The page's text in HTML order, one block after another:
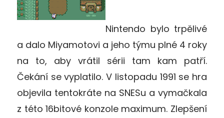
Nintendo bylo trpělivé
a dalo Miyamotovi a jeho týmu plné 4 roky
na to, aby vrátil sérii tam kam patří.
Čekání se vyplatilo. V listopadu 1991 se hra
objevila tentokráte na SNESu a vymačkala
z této 16bitové konzole maximum. Zlepšení